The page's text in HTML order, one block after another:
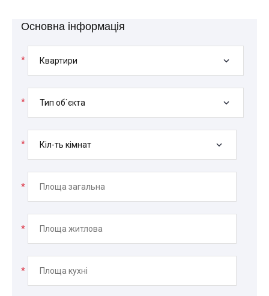
Основна інформація
* Квартири
* Тип об`єкта
* Кіл-ть кімнат
*
*
*